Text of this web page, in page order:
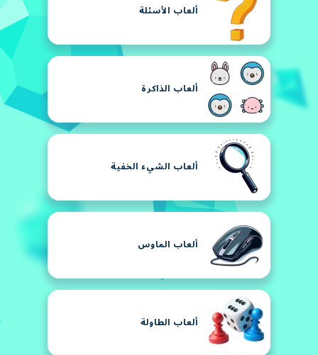
ألعاب الأسئلة
ألعاب الذاكرة
ألعاب الشيء الخفية
ألعاب الماوس
ألعاب الطاولة